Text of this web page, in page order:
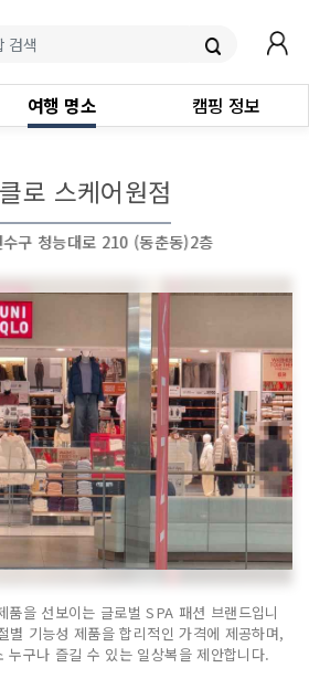
여행 명소 캠핑 정보
로 스케어원점
구 청능대로 210 (동춘동)2층
품을 선보이는 글로벌 SPA 패션 브랜드입니
별 기능성 제품을 합리적인 가격에 제공하며,
누구나 즐길 수 있는 일상복을 제안합니다.